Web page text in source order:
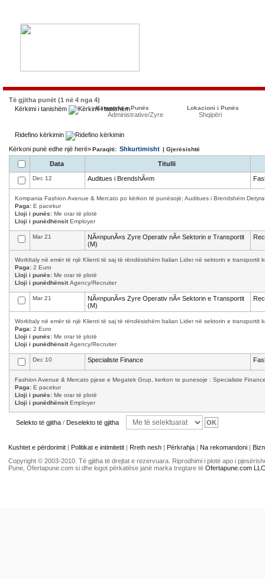
Të gjitha punët (1 në 4 nga 4)
Kërkimi i tanishëm
Kategoria e Punës
Administrative/Zyre
Lokacioni i Punës
Shqipëri
Ridefino kërkimin
Kërkoni punë edhe një herë»Paraqiti: Shkurtimisht | Gjerësishtë
Data Titulli
Dec 12 Auditues i BrendshÃ«m
Kompania Fashion Avenue & Mercato po kërkon të punësojë: Auditues i Brendshëm
Paga: E pacekur
Lloji i punës: Me orar të plotë
Lloji i punëdhënsitEmployer
Mar 21
NÃ«npunÃ«s Zyre Operativ nÃ« Sektorin e Transportit
(M)
WorkItaly në emër të një Klienti të saj të rëndësishëm Italian Lider në sektorin e transportit
Paga: 2 Euro
Lloji i punës: Me orar të plotë
Lloji i punëdhënsitAgency/Recruiter
Mar 21
NÃ«npunÃ«s Zyre Operativ nÃ« Sektorin e Transportit
(M)
WorkItaly në emër të një Klienti të saj të rëndësishëm Italian Lider në sektorin e transportit
Paga: 2 Euro
Lloji i punës: Me orar të plotë
Lloji i punëdhënsitAgency/Recruiter
Dec 10 Specialiste Finance
Fashion Avenue & Mercato pjese e Megatek Grup, kerkon te punesoje : Specialiste
Paga: E pacekur
Lloji i punës: Me orar të plotë
Lloji i punëdhënsitEmployer
Selekto të gjitha / Deselekto të gjitha
Kushtet e përdorimit | Politikat e intimitetit | Rreth nesh | Përkrahja | Na rekomandoni |
Copyright © 2003-2010. Të gjitha të drejtat e rezervuara. Riprodhimi i plotë apo i
Pune, Ofertapune.com si dhe logot përkatëse janë marka tregtare të Ofertapune.com LLC